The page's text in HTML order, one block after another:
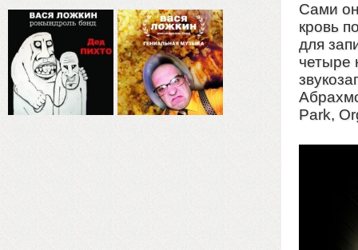
Сами
кровь
для
четыре
Park,